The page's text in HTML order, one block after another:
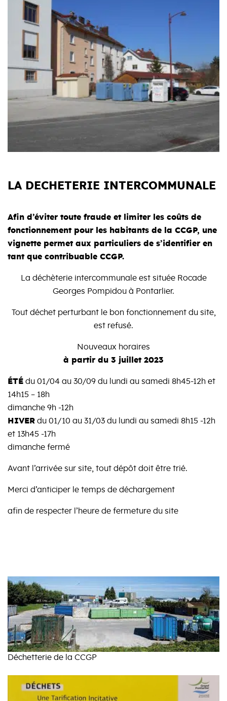
LA DECHETERIE INTERCOMMUNALE
Afin d’éviter toute fraude et limiter les coûts de
fonctionnement pour les habitants de la CCGP, une
vignette permet aux particuliers de s’identifier en
tant que contribuable CCGP.
La déchèterie intercommunale est située Rocade
Georges Pompidou à Pontarlier.
Tout déchet perturbant le bon fonctionnement du site,
est refusé.
Nouveaux horaires
à partir du 3 juillet 2023
ÉTÉ du 01/04 au 30/09 du lundi au samedi 8h45-12h et
14h15 – 18h
dimanche 9h -12h
HIVER du 01/10 au 31/03 du lundi au samedi 8h15 -12h
et 13h45 -17h
dimanche fermé
Avant l’arrivée sur site, tout dépôt doit être trié.
Merci d’anticiper le temps de déchargement
afin de respecter l’heure de fermeture du site
Déchetterie de la CCGP